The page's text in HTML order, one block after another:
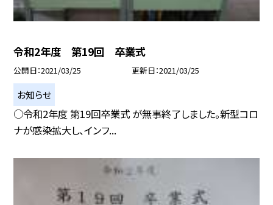
令和2年度 第19回 卒業式
公開日 2021/03/25 更新日 2021/03/25
お知らせ
○令和2年度 第19回卒業式 が無事終了しました。新型コロ
ナが感染拡大し、インフ...